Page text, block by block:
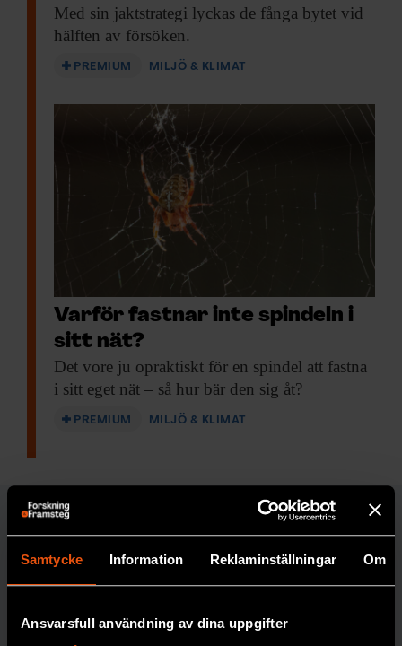
Samtycke Information Reklaminställningar Om
Ansvarsfull användning av dina uppgifter
Med sin jaktstrategi lyckas de fånga bytet vid
hälften av försöken.
PREMIUM MILJÖ & KLIMAT
Varför fastnar inte spindeln i
sitt nät?
Det vore ju opraktiskt för en spindel att fastna
i sitt eget nät – så hur bär den sig åt?
PREMIUM MILJÖ & KLIMAT
MILJÖ & KLIMAT